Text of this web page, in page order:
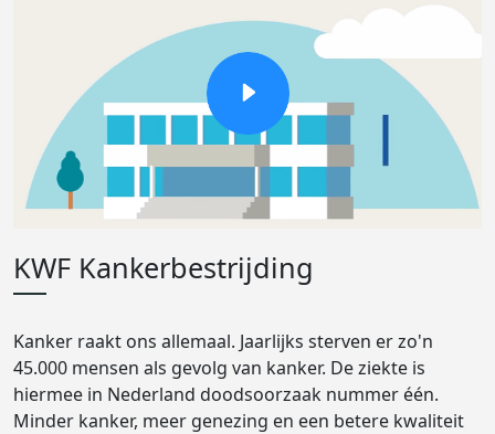
KWF Kankerbestrijding
Kanker raakt ons allemaal. Jaarlijks sterven er zo'n
45.000 mensen als gevolg van kanker. De ziekte is
hiermee in Nederland doodsoorzaak nummer één.
Minder kanker, meer genezing en een betere kwaliteit